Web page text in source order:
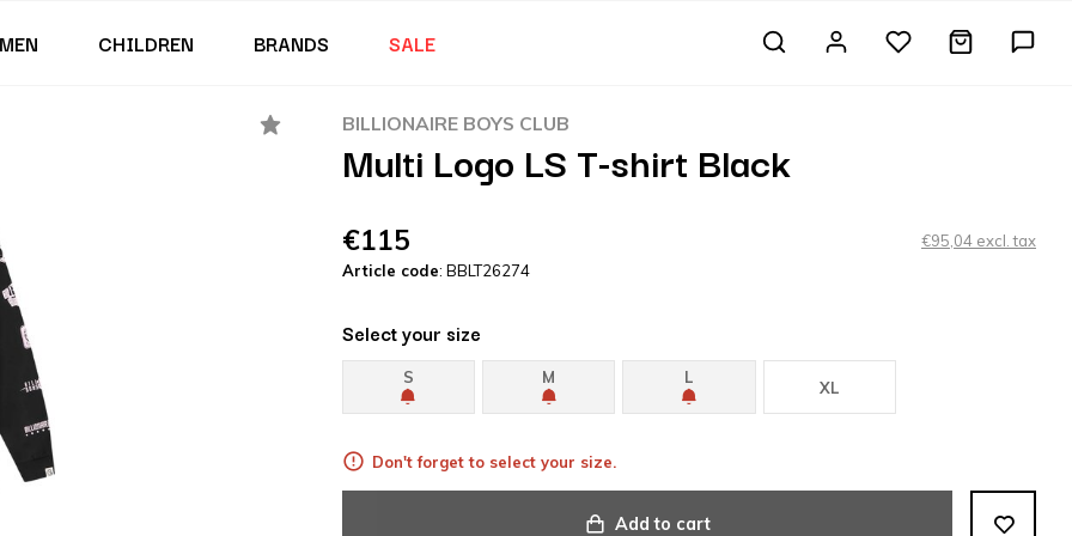
MEN CHILDREN BRANDS SALE
BILLIONAIRE BOYS CLUB
Multi Logo LS T-shirt Black
€115
€95,04 excl. tax
Article code: BBLT26274
Select your size
S M L
XL
Don't forget to select your size.
Add to cart